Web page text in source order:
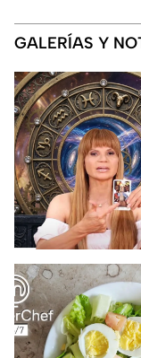
GALERÍAS Y